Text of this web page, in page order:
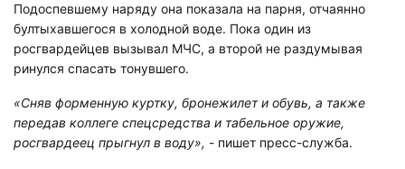
Подоспевшему наряду она показала на парня, отчаянно
бултыхавшегося в холодной воде. Пока один из
росгвардейцев вызывал МЧС, а второй не раздумывая
ринулся спасать тонувшего.
«Сняв форменную куртку, бронежилет и обувь, а также
передав коллеге спецсредства и табельное оружие,
росгвардеец прыгнул в воду», - пишет пресс-служба.